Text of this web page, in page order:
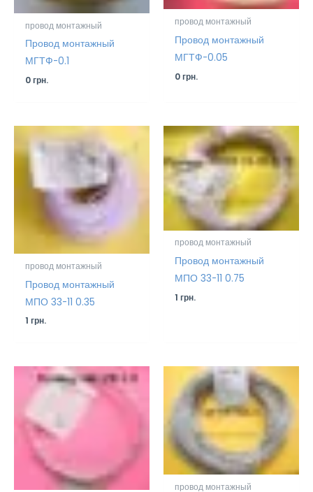
провод монтажный
Провод монтажный
МГТФ-0.1
0грн.
провод монтажный
Провод монтажный
МГТФ-0.05
0грн.
провод монтажный
Провод монтажный
МПО 33-11 0.35
1грн.
провод монтажный
Провод монтажный
МПО 33-11 0.75
1грн.
провод монтажный